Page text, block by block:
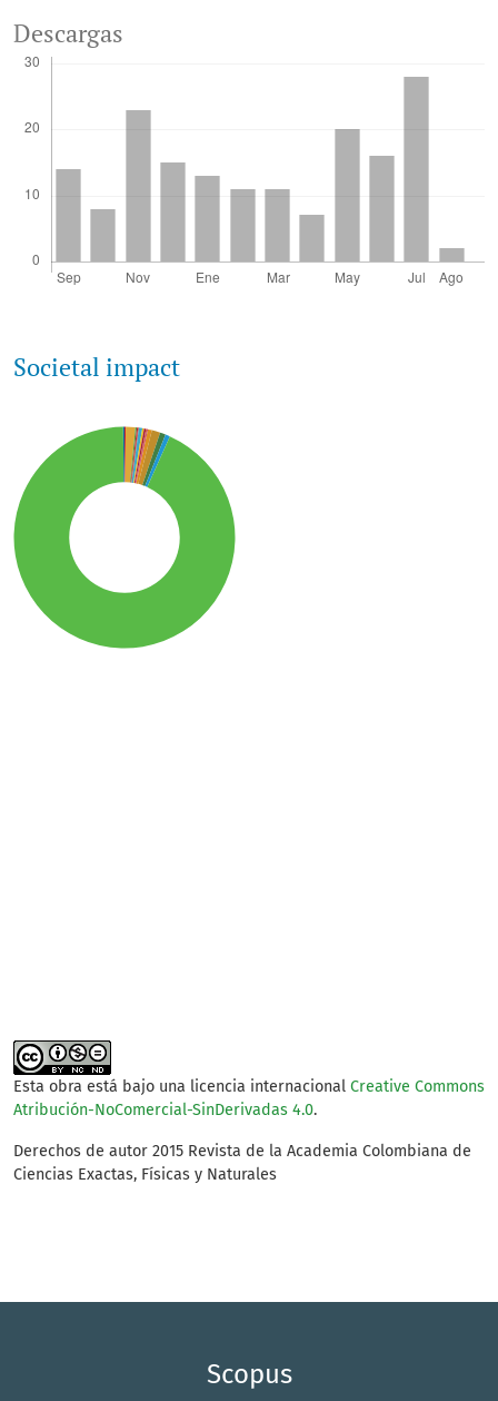
Descargas
Societal impact
Esta obra está bajo una licencia internacional Creative Commons
Atribución-NoComercial-SinDerivadas 4.0.
Derechos de autor 2015 Revista de la Academia Colombiana de
Ciencias Exactas, Físicas y Naturales
Scopus